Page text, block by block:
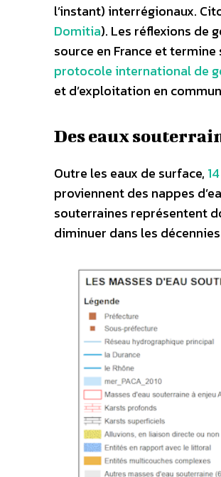
l’instant) interrégionaux.
Domitia). Les réflexions de
source en France et
protocole international de
et d’exploitation en
Des eaux
Outre les eaux de surface,
proviennent des nappes
souterraines représentent
diminuer dans les